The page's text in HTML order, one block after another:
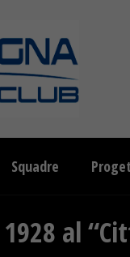
Squadre
al